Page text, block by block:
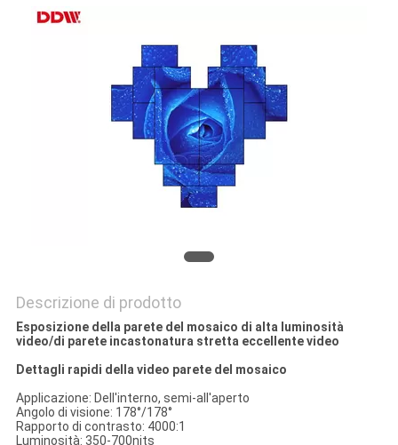
MAPPA
Descrizione di prodotto
Esposizione della parete del mosaico di alta luminosità
video/di parete incastonatura stretta eccellente video
Dettagli rapidi della video parete del mosaico
Applicazione: Dell'interno, semi-all'aperto
Angolo di visione: 178°/178°
Rapporto di contrasto: 4000:1
Luminosità: 350-700nits